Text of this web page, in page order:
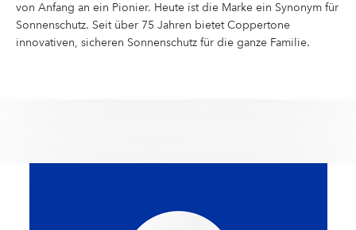
von Anfang an ein Pionier. Heute ist die Marke ein Synonym für
Sonnenschutz. Seit über 75 Jahren bietet Coppertone
innovativen, sicheren Sonnenschutz für die ganze Familie.